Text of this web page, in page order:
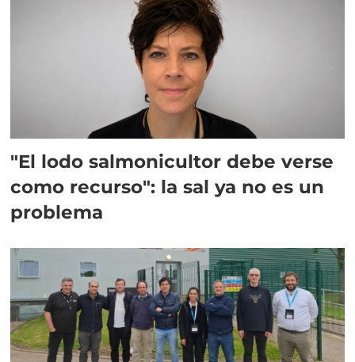
"El lodo salmonicultor debe verse
como recurso": la sal ya no es un
problema